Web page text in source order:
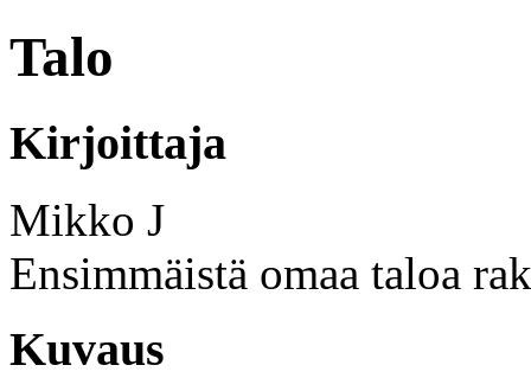
Talo
Kirjoittaja
Mikko J
Ensimmäistä omaa taloa
Kuvaus